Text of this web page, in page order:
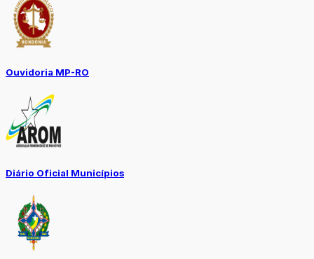
Ouvidoria MP-RO
Diário Oficial Municípios